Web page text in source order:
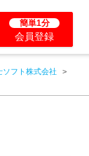
簡単1分
会員登録
ソフト株式会社